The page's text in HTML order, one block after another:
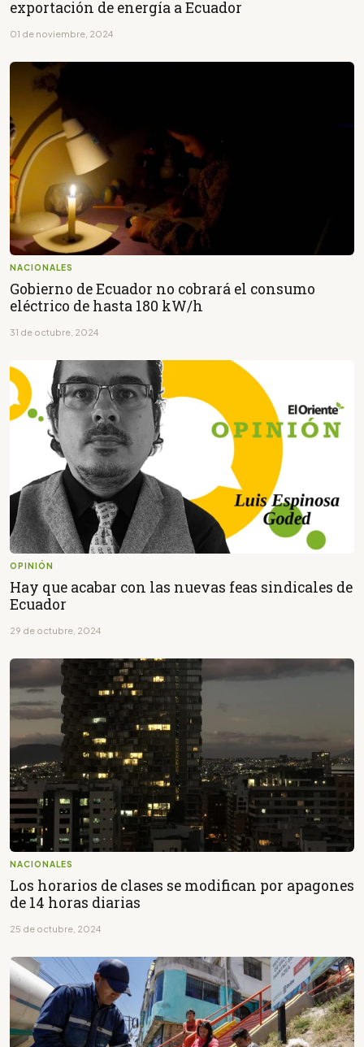
exportación de energía a Ecuador
01 de noviembre, 2024
NACIONALES
Gobierno de Ecuador no cobrará el consumo
eléctrico de hasta 180 kW/h
31 de octubre, 2024
OPINIÓN
Hay que acabar con las nuevas feas sindicales de
Ecuador
29 de octubre, 2024
NACIONALES
Los horarios de clases se modifican por apagones
de 14 horas diarias
25 de octubre, 2024